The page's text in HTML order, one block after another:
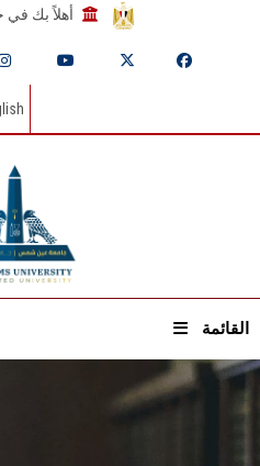
أهلاً بك
القائمة